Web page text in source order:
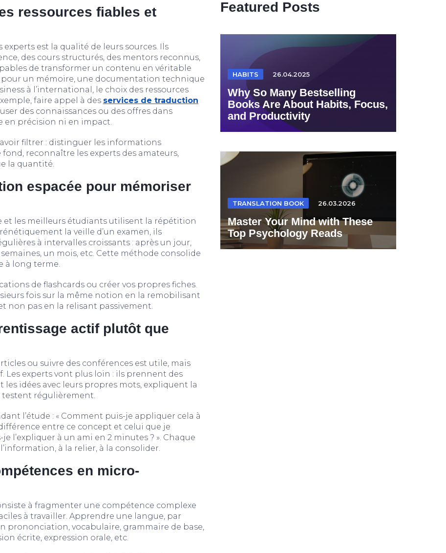
ressources fiables et
est la qualité de leurs sources. Ils
des cours structurés, des mentors reconnus,
de transformer un contenu en véritable
un mémoire, une documentation technique
à l’international, le choix des ressources
faire appel à des services de traduction
des connaissances ou des offres dans
en précision ni en impact.
filtrer : distinguer les informations
reconnaître les experts des amateurs,
la quantité.
espacée pour mémoriser
et les meilleurs étudiants utilisent la répétition
la veille d’un examen, ils
à intervalles croissants : après un jour,
un mois, etc. Cette méthode consolide
à long terme.
de flashcards ou créer vos propres fiches.
fois sur la même notion en la remobilisant
non pas en la relisant passivement.
actif plutôt que
ou suivre des conférences est utile, mais
Les experts vont plus loin : ils prennent des
idées avec leurs propres mots, expliquent la
testent régulièrement.
l’étude : « Comment puis-je appliquer cela à
entre ce concept et celui que je
je l’expliquer à un ami en 2 minutes ? ». Chaque
à la relier, à la consolider.
en micro-
à fragmenter une compétence complexe
à travailler. Apprendre une langue, par
prononciation, vocabulaire, grammaire de base,
écrite, expression orale, etc.
Featured Posts
HABITS 26.04.2025
Why So Many Bestselling
Books Are About Habits, Focus,
and Productivity
TRANSLATION BOOK 26.03.2026
Master Your Mind with These
Top Psychology Reads